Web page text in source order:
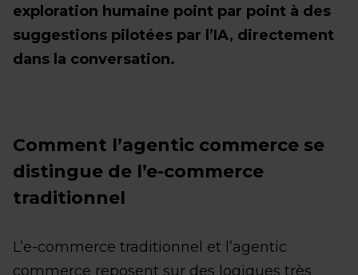
exploration humaine point par point à des
suggestions pilotées par l’IA, directement
dans la conversation.
Comment l’agentic commerce se
distingue de l’e-commerce
traditionnel
L’e-commerce traditionnel et l’agentic
commerce reposent sur des logiques très